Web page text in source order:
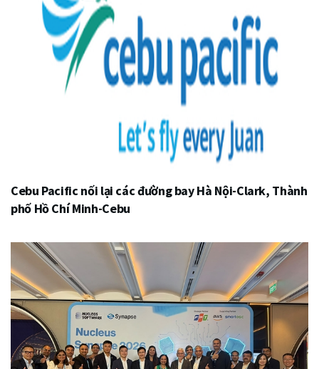
Cebu Pacific nối lại các đường bay Hà Nội-Clark, Thành
phố Hồ Chí Minh-Cebu